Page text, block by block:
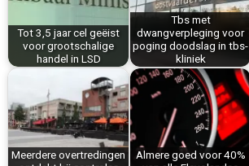
t
p
Tot 3,5 jaar cel geëist
voor grootschalige
handel in LSD
Tbs met
dwangverpleging voor
poging doodslag in tbs-
kliniek
Meerdere overtredingen
Almere goed voor 40%